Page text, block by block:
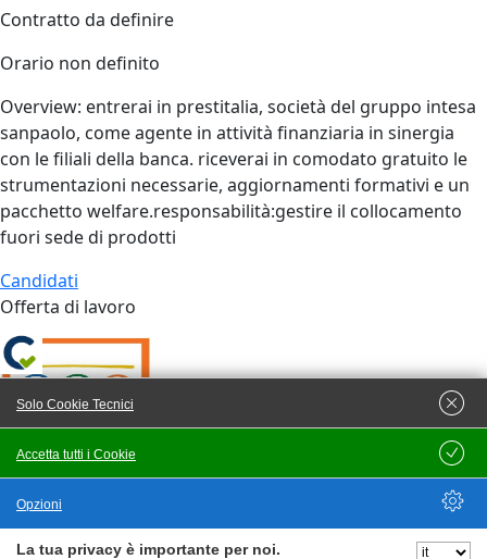
Contratto da definire
Orario non definito
Overview: entrerai in prestitalia, società del gruppo intesa
sanpaolo, come agente in attività finanziaria in sinergia
con le filiali della banca. riceverai in comodato gratuito le
strumentazioni necessarie, aggiornamenti formativi e un
pacchetto welfare.responsabilità:gestire il collocamento
fuori sede di prodotti
Candidati
Offerta di lavoro
Pubblicato il17/06/2026
Agente in attività finanziaria con partita iva
Lavoro nel Territorio
La tua privacy è importante per noi.
Accetta tutti i Cookie
Solo Cookie Tecnici
Salva
Opzioni
Nascondi Opzioni